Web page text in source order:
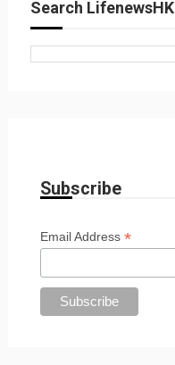
Search LifenewsHK
Subscribe
Email Address*